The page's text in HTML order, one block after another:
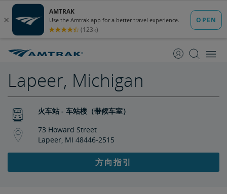
至
至
Lapeer, Michigan
火车站 - 车站楼（带候车室）
73 Howard Street
Lapeer, MI 48446-2515
方向指引